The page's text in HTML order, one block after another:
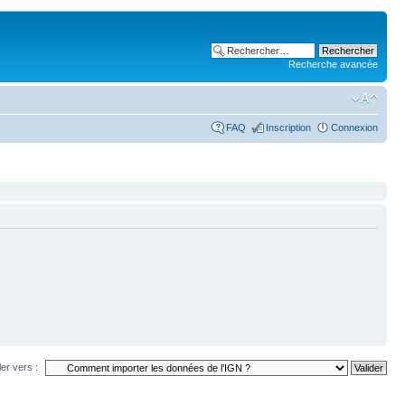
Recherche avancée
FAQ Inscription Connexion
vers :